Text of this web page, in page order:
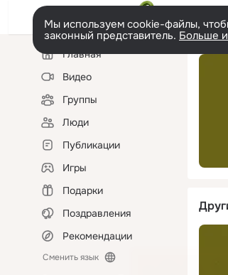
Мы используем cookie-файлы,
законный представитель. Больше
Левая
колонкаГлавная
Видео
Группы
Люди
Публикации
Игры
Подарки
Поздравления
Рекомендации
Сменить язык